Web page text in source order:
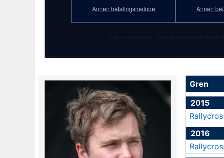
Se full profilstatistikk med
Annen betalingsmetode Annen
Gren
2015
2016